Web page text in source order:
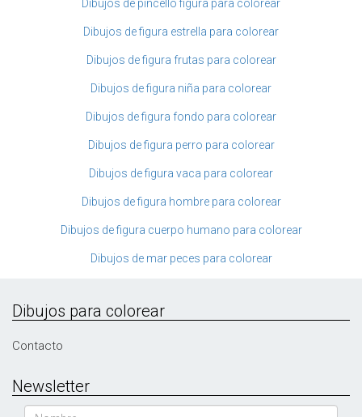
Dibujos de pincello figura para colorear
Dibujos de figura estrella para colorear
Dibujos de figura frutas para colorear
Dibujos de figura niña para colorear
Dibujos de figura fondo para colorear
Dibujos de figura perro para colorear
Dibujos de figura vaca para colorear
Dibujos de figura hombre para colorear
Dibujos de figura cuerpo humano para colorear
Dibujos de mar peces para colorear
Dibujos para colorear
Contacto
Newsletter